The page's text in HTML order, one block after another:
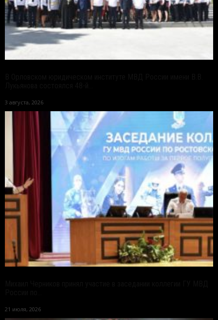
3 августа, 2026
21 июля, 2026